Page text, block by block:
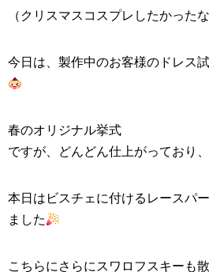
（クリスマスコスプレしたかった
今日は、製作中のお客様のドレス
春のオリジナル挙式
ですが、どんどん仕上がっており、
本日はビスチェに付けるレースパ
ました
こちらにさらにスワロフスキーも散